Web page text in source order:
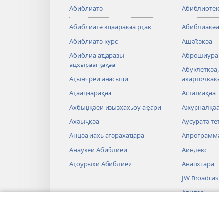
Абиблиатә
Абиблиатә зҵаарақәа рҭак
Абиблиатә курс
Абиблиа аҵаразы
ацхыраагӡақәа
Аҭынчреи анасыԥи
Аҭаацәарақәа
Ахбыџқәеи изызҳахьоу аҿари
Ахәыҷқәа
Анцәа иахь агәрахаҵара
Анаукеи Абиблиеи
Аҭоурыхи Абиблиеи
Абиблиақәа
Ашәҟәқәа
Астатиақәа
Ажурналқәа
Аусуратә
Аиндекс
Анапхгара
JW
Авидео